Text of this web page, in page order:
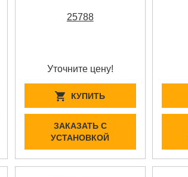
25788
Уточните цену!
КУПИТЬ
ЗАКАЗАТЬ С
УСТАНОВКОЙ